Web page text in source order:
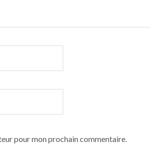
pour mon prochain commentaire.